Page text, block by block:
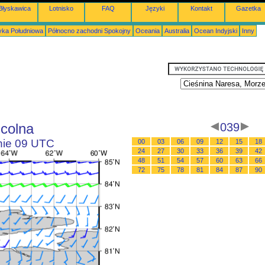
Lotnisko FAQ Języki Kontakt Gazetka
Południowa Północno zachodni Spokojny Oceania Australia Ocean Indyjski Inny
09 UTC
039
00 03 06 09 12 15
18
24
27 30 33 36 39
42
48
51 54 57 60 63
66
72
75 78 81 84 87 90